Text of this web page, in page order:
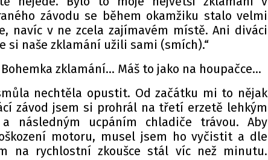
závodu se během okamžiku stalo velmi
navíc v ne zcela zajímavém místě. Ani diváci
si naše zklamání užili sami (smích).“
zklamání… Máš to jako na houpačce…
nechtěla opustit. Od začátku mi to nějak
závod jsem si prohrál na třetí erzetě lehkým
následným ucpáním chladiče trávou. Aby
motoru, musel jsem ho vyčistit a dle
na rychlostní zkoušce stál víc než minutu.